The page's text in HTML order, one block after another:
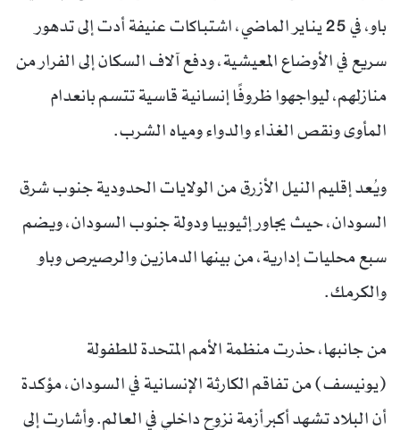
باو، في 25 يناير الماضي، اشتباكات عنيفة أدت إلى تدهور
سريع في الأوضاع المعيشية، ودفع آلاف السكان إلى الفرار من
منازلهم، ليواجهوا ظروفًا إنسانية قاسية تتسم بانعدام
المأوى ونقص الغذاء والدواء ومياه الشرب.
ويُعد إقليم النيل الأزرق من الولايات الحدودية جنوب شرق
السودان، حيث يجاور إثيوبيا ودولة جنوب السودان، ويضم
سبع محليات إدارية، من بينها الدمازين والرصيرص وباو
والكرمك.
من جانبها، حذرت منظمة الأمم المتحدة للطفولة
(يونيسف) من تفاقم الكارثة الإنسانية في السودان، مؤكدة
أن البلاد تشهد أكبر أزمة نزوح داخلي في العالم. وأشارت إلى